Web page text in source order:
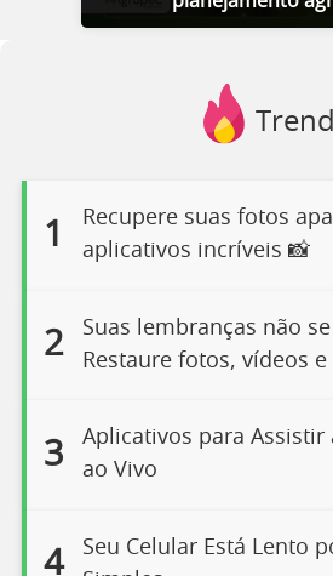
1
Recupere suas fotos
aplicativos incríveis 📸
2
Suas lembranças não
Restaure fotos, vídeos
3
Aplicativos para Assistir
ao Vivo
4
Seu Celular Está Lento